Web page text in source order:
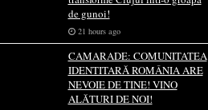
de gunoi!
21 hours ago
CAMARADE: COMUNITATEA
IDENTITARĂ ROMÂNIA ARE
NEVOIE DE TINE! VINO
ALĂTURI DE NOI!